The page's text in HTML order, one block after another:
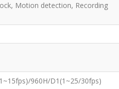
Motion detection, Recording
960H/D1(1~25/30fps)